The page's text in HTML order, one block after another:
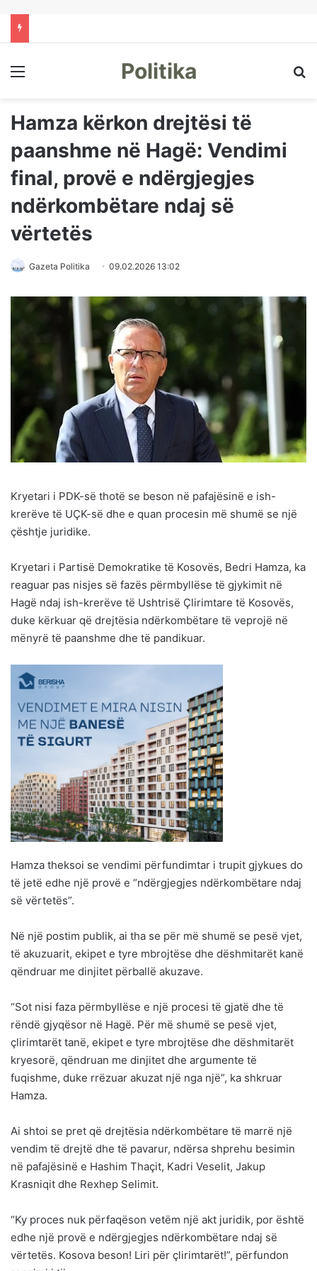
Menu Politika
Hamza kërkon drejtësi të
paanshme në Hagë: Vendimi
final, provë e ndërgjegjes
ndërkombëtare ndaj së
vërtetës
Gazeta Politika 09.02.2026 13:02
Kryetari i PDK-së thotë se beson në pafajësinë e ish-
krerëve të UÇK-së dhe e quan procesin më shumë se një
çështje juridike.
Kryetari i Partisë Demokratike të Kosovës, Bedri Hamza, ka
reaguar pas nisjes së fazës përmbyllëse të gjykimit në
Hagë ndaj ish-krerëve të Ushtrisë Çlirimtare të Kosovës,
duke kërkuar që drejtësia ndërkombëtare të veprojë në
mënyrë të paanshme dhe të pandikuar.
Hamza theksoi se vendimi përfundimtar i trupit gjykues do
të jetë edhe një provë e “ndërgjegjes ndërkombëtare ndaj
së vërtetës”.
Në një postim publik, ai tha se për më shumë se pesë vjet,
të akuzuarit, ekipet e tyre mbrojtëse dhe dëshmitarët kanë
qëndruar me dinjitet përballë akuzave.
“Sot nisi faza përmbyllëse e një procesi të gjatë dhe të
rëndë gjyqësor në Hagë. Për më shumë se pesë vjet,
çlirimtarët tanë, ekipet e tyre mbrojtëse dhe dëshmitarët
kryesorë, qëndruan me dinjitet dhe argumente të
fuqishme, duke rrëzuar akuzat një nga një”, ka shkruar
Hamza.
Ai shtoi se pret që drejtësia ndërkombëtare të marrë një
vendim të drejtë dhe të pavarur, ndërsa shprehu besimin
në pafajësinë e Hashim Thaçit, Kadri Veselit, Jakup
Krasniqit dhe Rexhep Selimit.
“Ky proces nuk përfaqëson vetëm një akt juridik, por është
edhe një provë e ndërgjegjes ndërkombëtare ndaj së
vërtetës. Kosova beson! Liri për çlirimtarët!”, përfundon